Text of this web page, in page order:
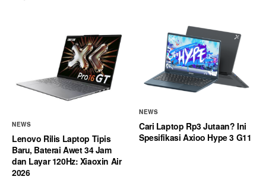
NEWS
Lenovo Rilis Laptop Tipis
Baru, Baterai Awet 34 Jam
dan Layar 120Hz: Xiaoxin Air
2026
NEWS
Cari Laptop Rp3 Jutaan? Ini
Spesifikasi Axioo Hype 3 G11